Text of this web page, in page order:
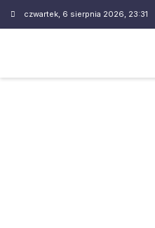
czwartek, 6 sierpnia 2026, 23:31